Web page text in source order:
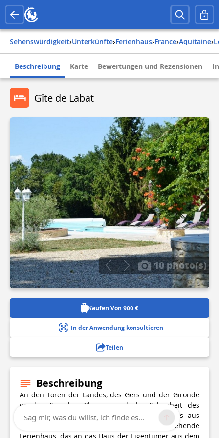
Sehenswürdigkeit› Unterkünfte› Ferienhaus› france› aquitaine›
Beschreibung Karte Bewertungen und Rezensionen
Gîte de Labat
10 photo(s)
Kaufen Von 900 €
In der Anwendung konsultieren
Teilen
Beschreibung
An den Toren der Landes, des Gers und der Gironde
werden Sie den Charme und die Schönheit des
Anwesens von Labat zu schätzen wissen. Das aus
einem Erdgeschoss und einem Stockwerk bestehende
Ferienhaus, das an das Haus der Eigentümer aus dem
Sag mir, was du willst, ich finde es...